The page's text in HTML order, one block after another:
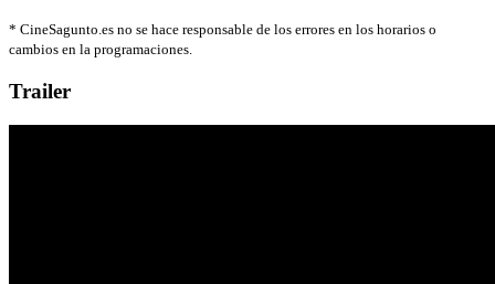
* CineSagunto.es no se hace responsable de los errores en los horarios o
cambios en la programaciones.
Trailer